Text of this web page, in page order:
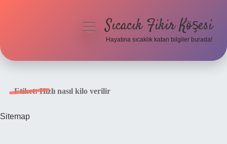
menüyüSıcacık Fikir Köşesi
Hayatına sıcaklık katan bilgiler burada!
Etiket:Hızlı nasıl kilo verilir
Sitemap